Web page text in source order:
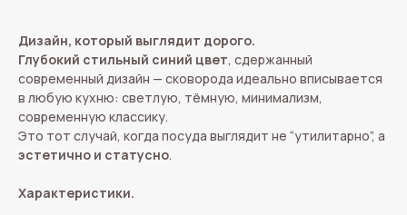
Дизайн, который выглядит дорого.
Глубокий стильный синий цвет, сдержанный
современный дизайн — сковорода идеально вписывается
в любую кухню: светлую, тёмную, минимализм,
современную классику.
Это тот случай, когда посуда выглядит не “утилитарно”, а
эстетично и статусно.
Характеристики.